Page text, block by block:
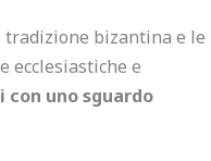
tradizione bizantina e le
ecclesiastiche e
uno sguardo